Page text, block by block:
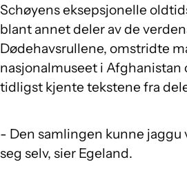
Schøyens eksepsjonelle
blant annet deler av de
Dødehavsrullene, omstridte
nasjonalmuseet i Afghanistan
tidligst kjente tekstene fra
- Den samlingen kunne
seg selv, sier Egeland.